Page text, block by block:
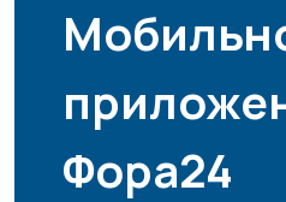
Фора24